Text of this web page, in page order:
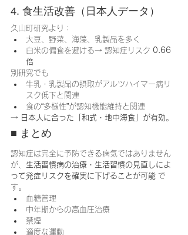
4. 食生活改善（日本人データ）
久山町研究より：
大豆、野菜、海藻、乳製品を多く
白米の偏食を避ける→ 認知症リスク 0.66
倍
別研究でも
牛乳・乳製品の摂取がアルツハイマー病リ
スク低下と関連
食の“多様性”が認知機能維持と関連
→
日本人に合った「和式・地中海食」が有効。
■ まとめ
認知症は完全に予防できる病気ではありません
が、 生活習慣病の治療・生活習慣の見直しによ
って発症リスクを確実に下げることが可能 で
す。
血糖管理
中年期からの高血圧治療
禁煙
適度な運動